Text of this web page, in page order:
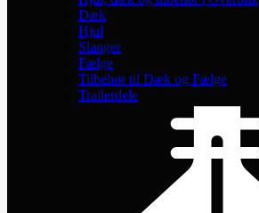
Dæk
Hjul
Slanger
Fælge
Tilbehør til Dæk og Fælge
Trailerdele